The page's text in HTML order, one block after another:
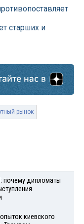
старших и
рынок
почему дипломаты
киевского